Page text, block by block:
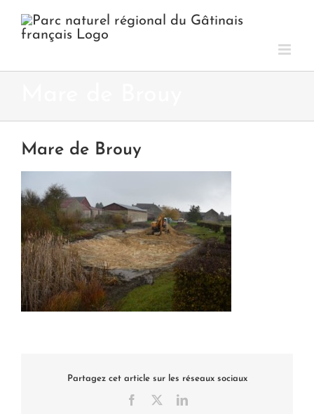
contenu
Mare de Brouy
Partagez cet article sur les réseaux sociaux
Facebook LinkedIn